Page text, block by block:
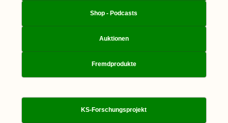
Shop - Podcasts
Auktionen
Fremdprodukte
KS-Forschungsprojekt